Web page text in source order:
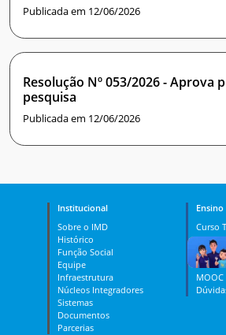
Publicada em 12/06/2026
Resolução Nº 053/2026 - Aprova
pesquisa
Publicada em 12/06/2026
Institucional
Sobre o IMD
Histórico
Função Social
Equipe
Infraestrutura
Núcleos Integradores
Sistemas
Documentos
Parcerias
Ensino
Curso
Pós-
PES
MOOC